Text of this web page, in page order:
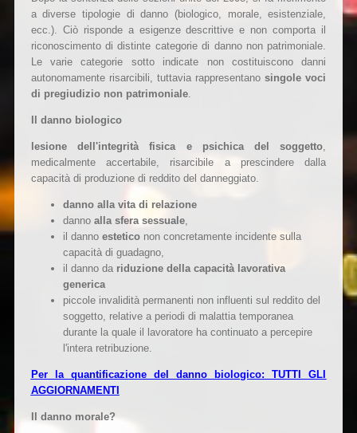
a diverse tipologie di danno (biologico, morale, esistenziale,
ecc.). Ciò risponde a esigenze descrittive e non comporta il
riconoscimento di distinte categorie di danno non patrimoniale.
Le varie categorie sotto indicate non costituiscono danni
autonomamente risarcibili, tuttavia rappresentanosingole voci
di pregiudizio non patrimoniale.
Il danno biologico
lesione dell'integrità fisica e psichica del soggetto
medicalmente accertabile, risarcibile a prescindere dalla
capacità di produzione di reddito del danneggiato.
danno alla vita di relazione
danno alla sfera sessuale,
il danno estetico non concretamente incidente sulla
capacità di guadagno,
il danno da riduzione della capacità lavorativa
generica
piccole invalidità permanenti non influenti sul reddito del
soggetto, relative a periodi di malattia temporanea
durante la quale il lavoratore ha continuato a percepire
l'intera retribuzione.
Per la quantificazione del danno biologico: TUTTI GLI
AGGIORNAMENTI
Il danno morale?